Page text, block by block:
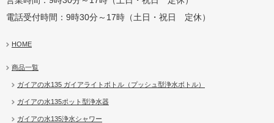
電話受付時間：9時30分～17時（土日・祝日 定休）
HOME
商品一覧
ガイアの水135 ガイアライトボトル（プッシュ型浄水ボトル）
ガイアの水135ポット型浄水器
ガイアの水135浄水シャワー